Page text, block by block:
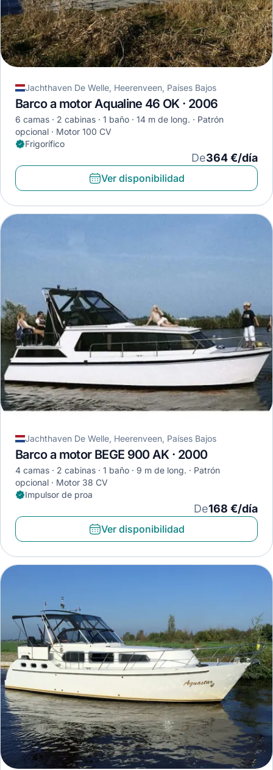
Jachthaven De Welle, Heerenveen, Países Bajos
Barco a motor Aqualine 46 OK · 2006
6 camas 2 cabinas 1 baño 14 m de long.
Patrón
opcional
Motor 100 CV
Frigorífico
De364 €/día
Ver disponibilidad
Jachthaven De Welle, Heerenveen, Países Bajos
Barco a motor BEGE 900 AK · 2000
4 camas 2 cabinas 1 baño 9 m de long.
Patrón
opcional
Motor 38 CV
Impulsor de proa
De168 €/día
Ver disponibilidad